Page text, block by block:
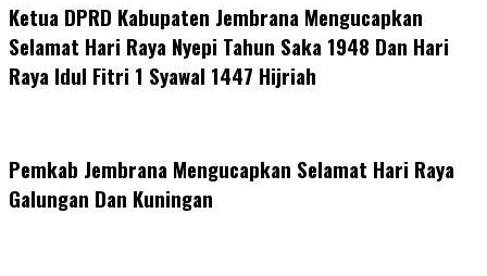
Ketua DPRD Kabupaten Jembrana Mengucapkan
Selamat Hari Raya Nyepi Tahun Saka 1948 Dan Hari
Raya Idul Fitri 1 Syawal 1447 Hijriah
Pemkab Jembrana Mengucapkan Selamat Hari Raya
Galungan Dan Kuningan